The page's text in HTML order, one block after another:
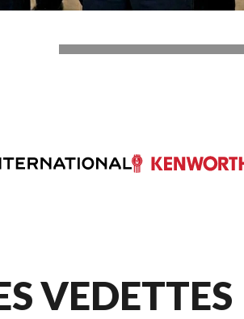
VEDETTES